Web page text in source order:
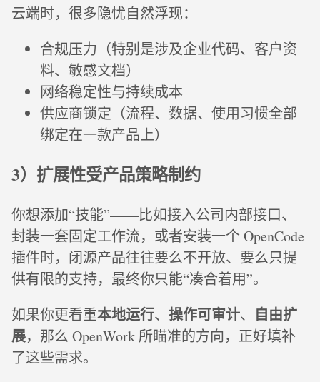
云端时，很多隐忧自然浮现：
合规压力（特别是涉及企业代码、客户资
料、敏感文档）
网络稳定性与持续成本
供应商锁定（流程、数据、使用习惯全部
绑定在一款产品上）
3）扩展性受产品策略制约
你想添加“技能”——比如接入公司内部接口、
封装一套固定工作流，或者安装一个 OpenCode
插件时，闭源产品往往要么不开放、要么只提
供有限的支持，最终你只能“凑合着用”。
如果你更看重本地运行、 操作可审计、 自由扩
展，那么 OpenWork 所瞄准的方向，正好填补
了这些需求。